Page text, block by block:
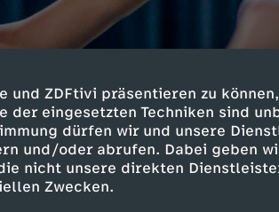
und ZDFtivi präsentieren zu
der eingesetzten Techniken sind
dürfen wir und unsere
und/oder abrufen. Dabei geben
nicht unsere direkten
Zwecken.
Cece
Benoit.